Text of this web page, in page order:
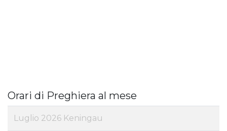
Orari di Preghiera al mese
Luglio 2026 Keningau